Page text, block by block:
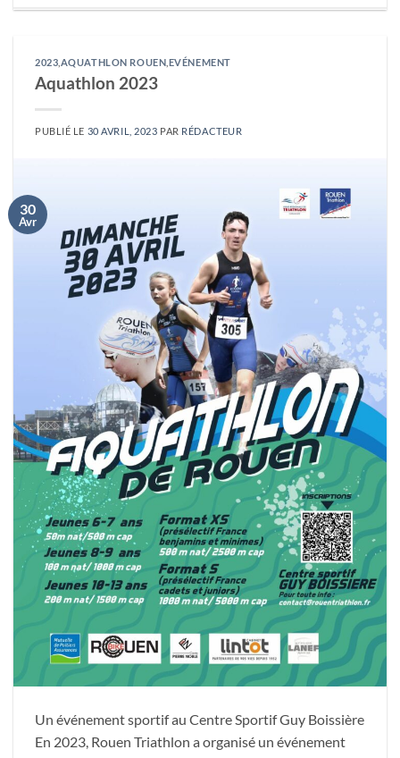
2023 AQUATHLON ROUEN EVÉNEMENT
Aquathlon 2023
PUBLIÉ LE 30 AVRIL, 2023 PAR RÉDACTEUR
30
Avr
Un événement sportif au Centre Sportif Guy Boissière
En 2023, Rouen Triathlon a organisé un événement